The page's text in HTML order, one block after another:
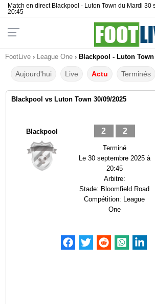
Match en direct Blackpool - Luton Town du Mardi 30
20:45
FootLive › League One › Blackpool - Luton
Aujourd'hui Live Actu Terminés
Blackpool vs Luton Town 30/09/2025
Blackpool 2 2
Terminé
Le 30 septembre 2025 à
20:45
Arbitre:
Stade: Bloomfield Road
Compétition: League
One